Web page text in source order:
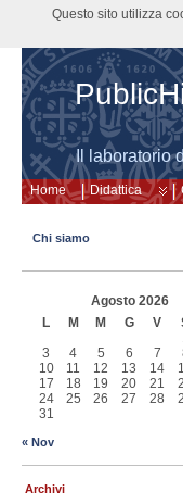
Il laboratorio
Home Didattica
Chi siamo
Agosto 2026
L
M M G V
3
4 5 6 7
10
11 12 13 14
17
18 19 20 21
24
25 26 27 28
31
« Nov
Archivi
Questo sito utilizza